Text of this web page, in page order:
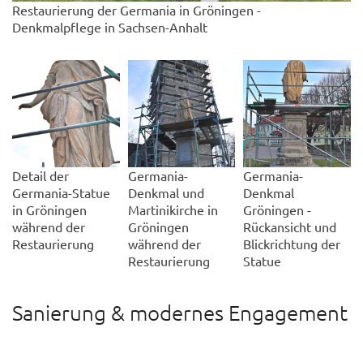
Restaurierung der Germania in Gröningen -
Denkmalpflege in Sachsen-Anhalt
Detail der
Germania-Statue
in Gröningen
während der
Restaurierung
Germania-
Denkmal und
Martinikirche in
Gröningen
während der
Restaurierung
Germania-
Denkmal
Gröningen -
Rückansicht und
Blickrichtung der
Statue
Sanierung & modernes Engagement